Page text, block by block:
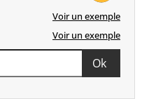
Voir un exemple
Voir un exemple